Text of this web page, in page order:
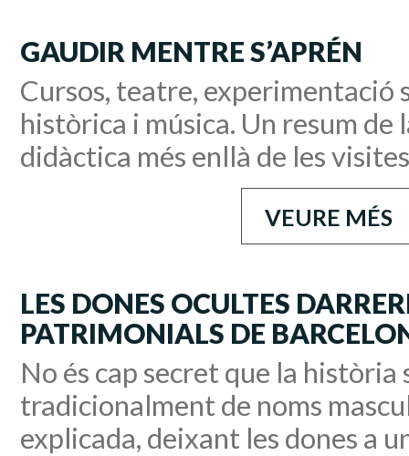
GAUDIR MENTRE S’APRÉN
Cursos, teatre, experimentació
històrica i música. Un resum
didàctica més enllà de les
VEURE MÉS
LES DONES OCULTES
PATRIMONIALS DE
No és cap secret que la història
tradicionalment de noms
explicada, deixant les dones a